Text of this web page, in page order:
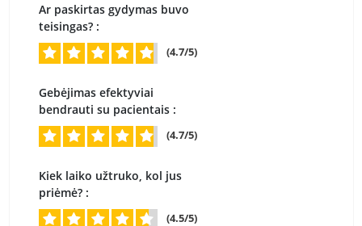
Ar paskirtas gydymas buvo
teisingas? :
(4.7/5)
Gebėjimas efektyviai
bendrauti su pacientais :
(4.7/5)
Kiek laiko užtruko, kol jus
priėmė? :
(4.5/5)